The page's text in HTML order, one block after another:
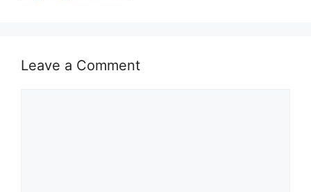
Leave a Comment